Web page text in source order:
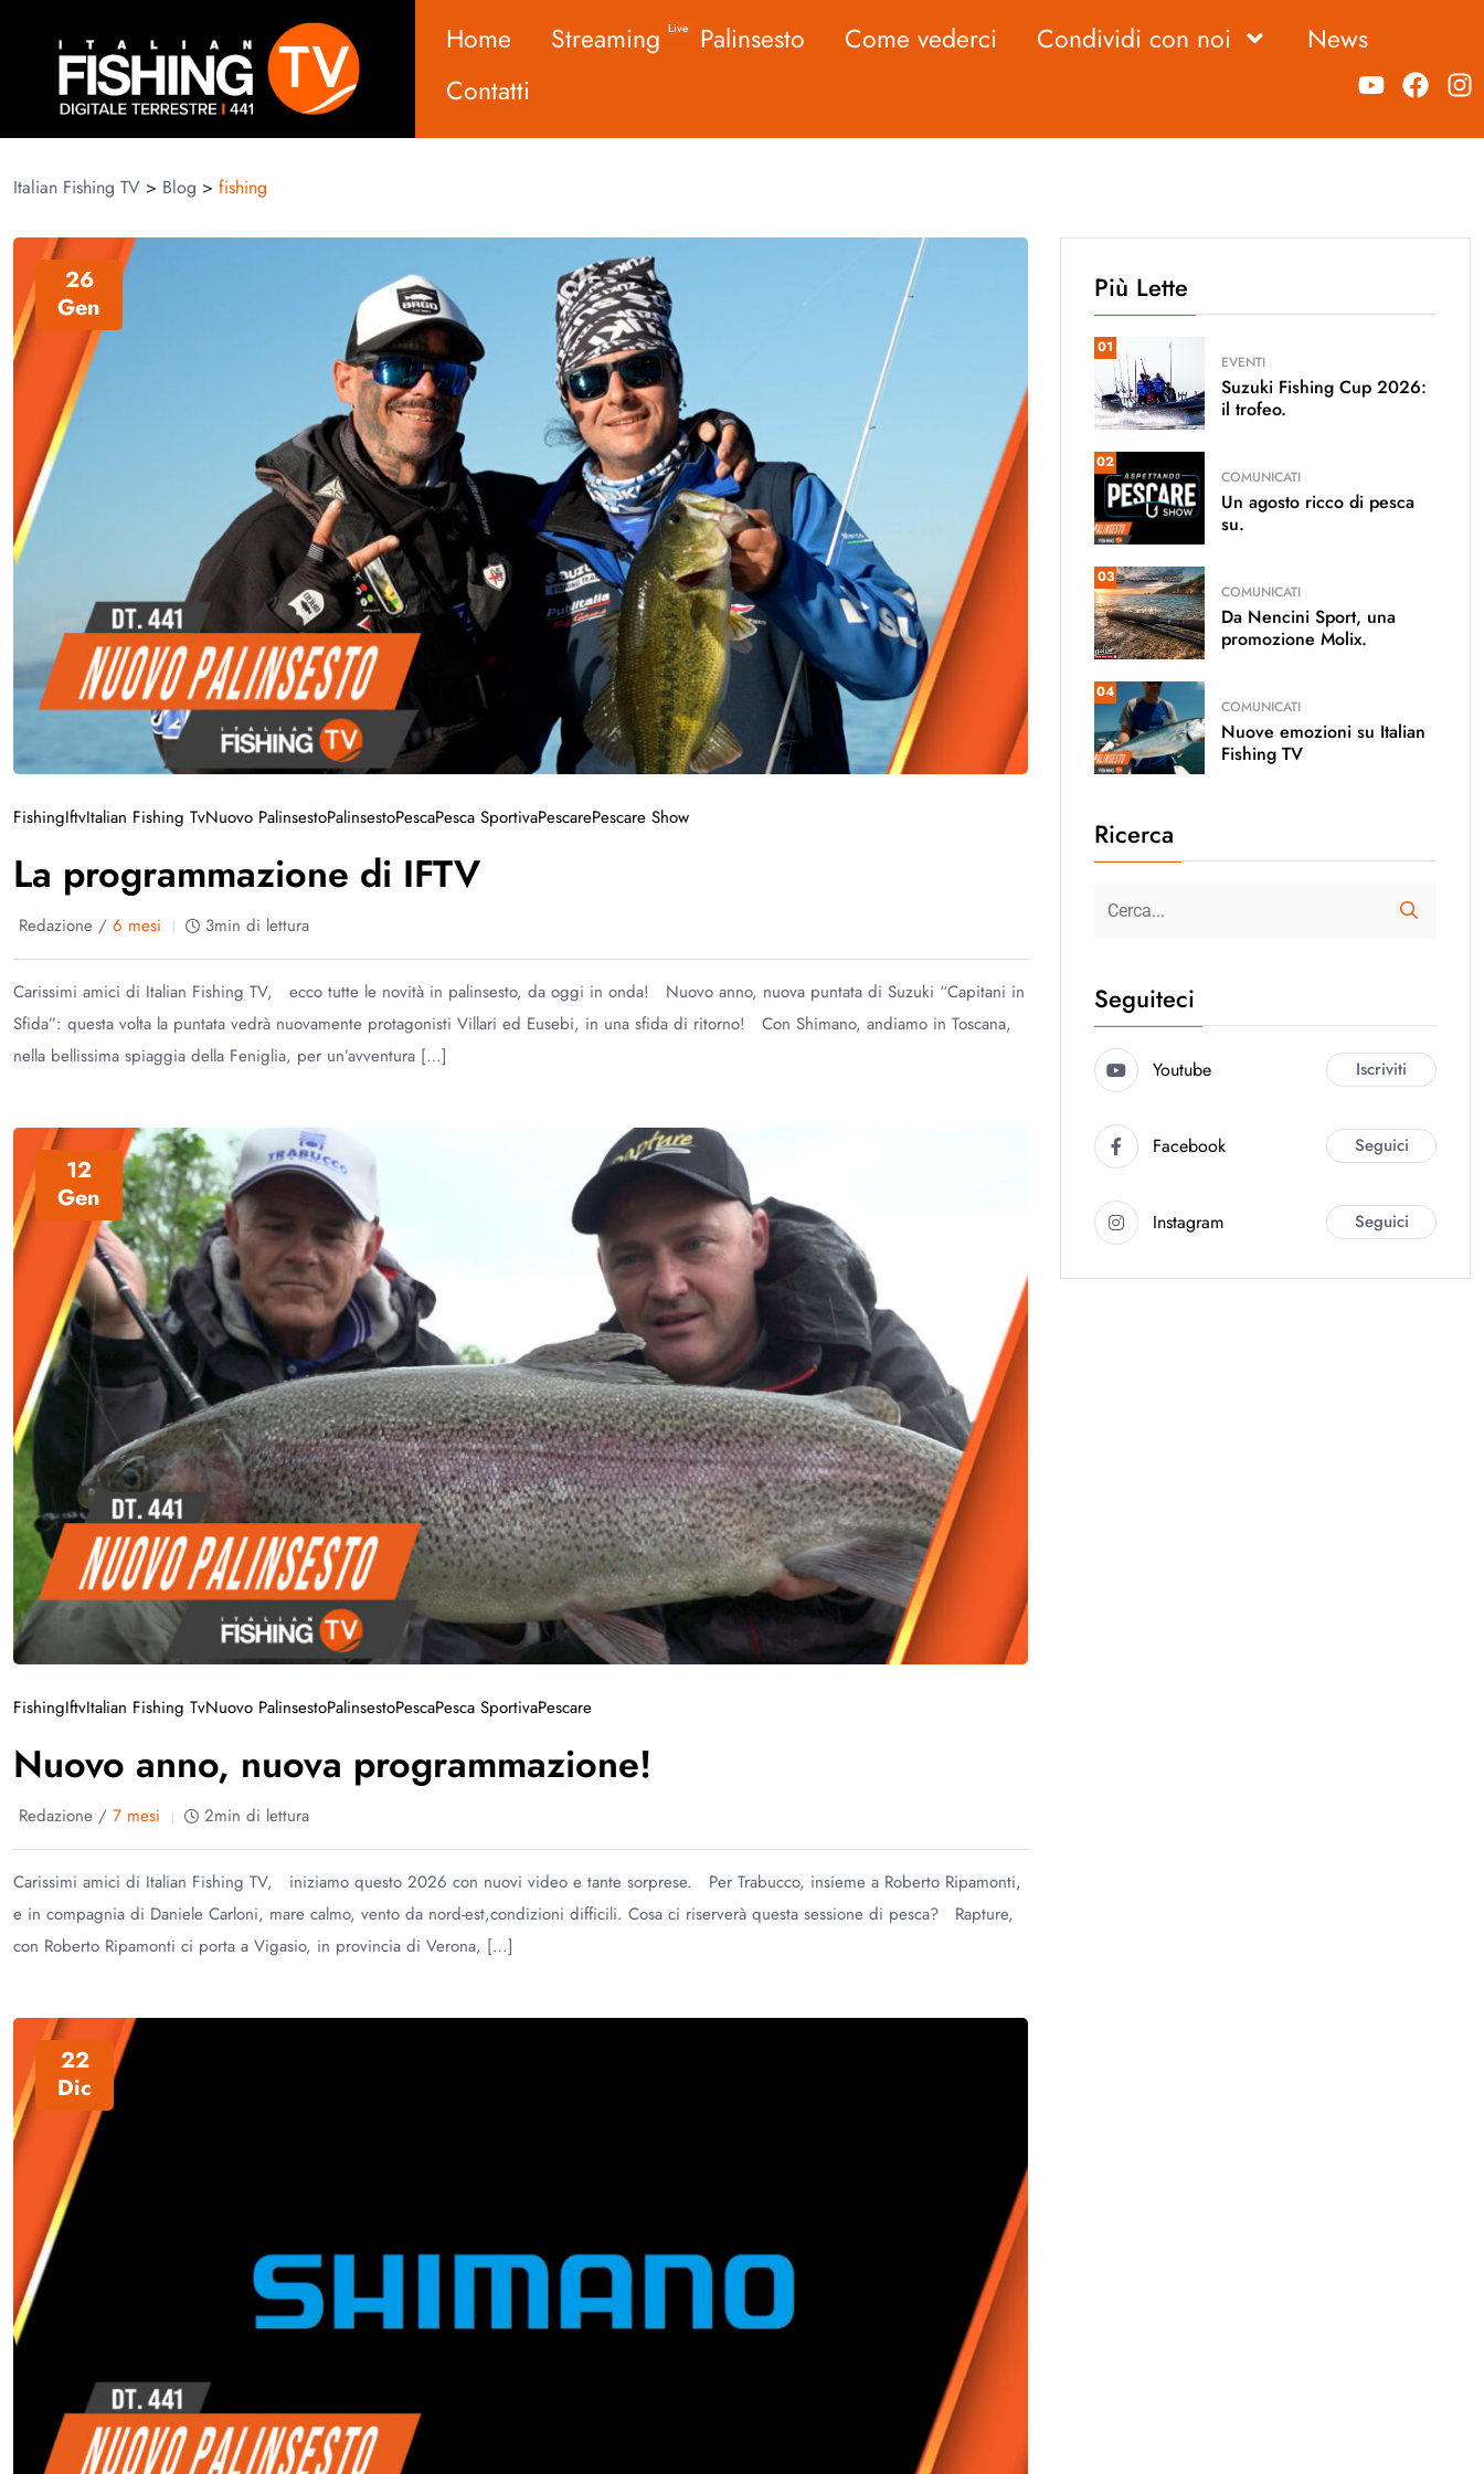
Home Streaming Live Palinsesto Come vederci Condividi con noi
News
Contatti
Italian Fishing TV > Blog > fishing
26
Gen
FishingIftvItalian Fishing TvNuovo PalinsestoPalinsestoPescaPesca SportivaPescarePescare Show
La programmazione di IFTV
Redazione / 6 mesi 3min di lettura
Carissimi amici di Italian Fishing TV, ecco tutte le novità in palinsesto, da oggi in onda! Nuovo anno, nuova puntata di Suzuki “Capitani in
Sfida”: questa volta la puntata vedrà nuovamente protagonisti Villari ed Eusebi, in una sfida di ritorno! Con Shimano, andiamo in Toscana,
nella bellissima spiaggia della Feniglia, per un’avventura […]
12
Gen
FishingIftvItalian Fishing TvNuovo PalinsestoPalinsestoPescaPesca SportivaPescare
Nuovo anno, nuova programmazione!
Redazione / 7 mesi 2min di lettura
Carissimi amici di Italian Fishing TV, iniziamo questo 2026 con nuovi video e tante sorprese. Per Trabucco, insieme a Roberto Ripamonti,
e in compagnia di Daniele Carloni, mare calmo, vento da nord-est,condizioni difficili. Cosa ci riserverà questa sessione di pesca? Rapture,
con Roberto Ripamonti ci porta a Vigasio, in provincia di Verona, […]
22
Dic
Più Lette
01
EVENTI
Suzuki Fishing Cup 2026:
il trofeo.
02
COMUNICATI
Un agosto ricco di pesca
su.
03
COMUNICATI
Da Nencini Sport, una
promozione Molix.
04
COMUNICATI
Nuove emozioni su Italian
Fishing TV
Ricerca
Seguiteci
Youtube Iscriviti
Facebook Seguici
Instagram Seguici